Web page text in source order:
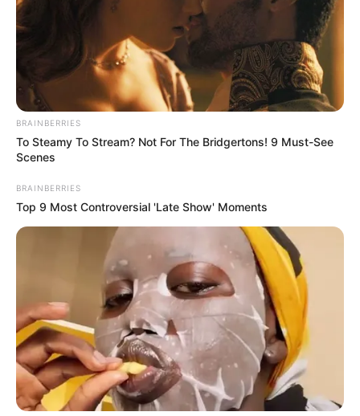
BRAINBERRIES
To Steamy To Stream? Not For The Bridgertons! 9 Must-See
Scenes
BRAINBERRIES
Top 9 Most Controversial 'Late Show' Moments